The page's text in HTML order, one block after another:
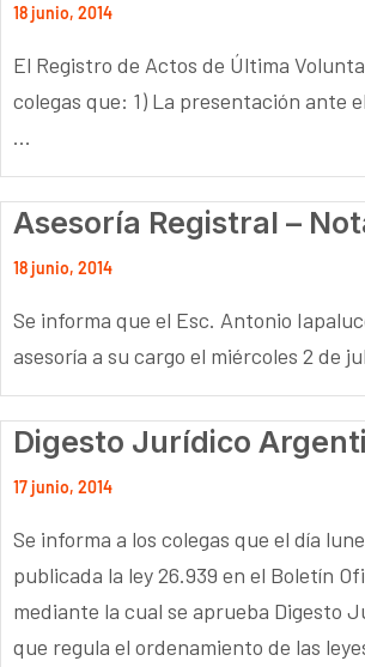
18 junio, 2014
El Registro de Actos de Última
colegas que: 1) La presentación ante
...
Asesoría Registral –
18 junio, 2014
Se informa que el Esc. Antonio
asesoría a su cargo el miércoles 2 de
Digesto Jurídico
17 junio, 2014
Se informa a los colegas que el día
publicada la ley 26.939 en el Boletín
mediante la cual se aprueba Digesto
que regula el ordenamiento de las